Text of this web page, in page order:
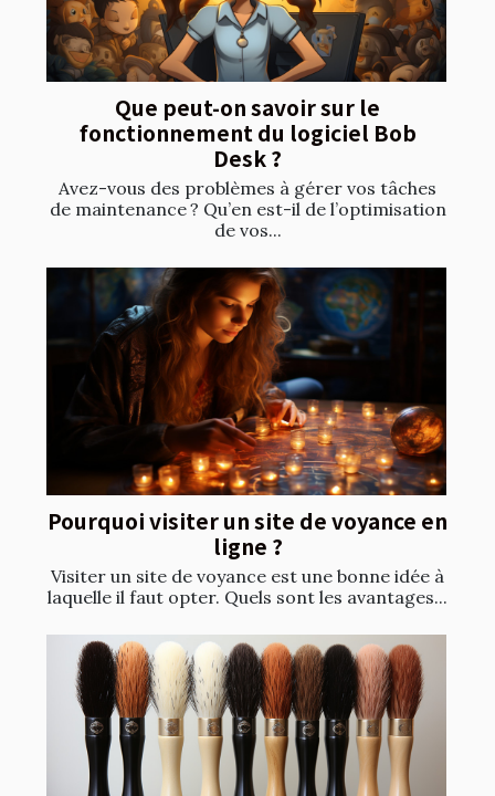
Que peut-on savoir sur le
fonctionnement du logiciel Bob
Desk ?
Avez-vous des problèmes à gérer vos tâches
de maintenance ? Qu’en est-il de l’optimisation
de vos...
Pourquoi visiter un site de voyance en
ligne ?
Visiter un site de voyance est une bonne idée à
laquelle il faut opter. Quels sont les avantages...